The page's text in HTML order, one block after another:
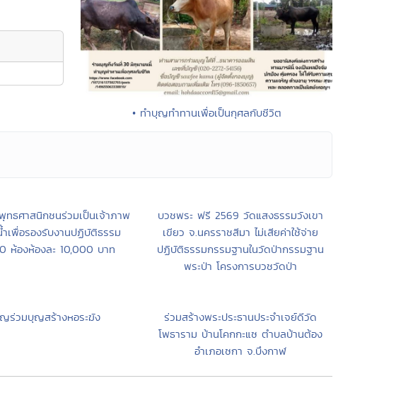
• ทำบุญทำทานเพื่อเป็นกุศลกับชีวิต
ธศาสนิกชนร่วมเป็นเจ้าภาพ
เพื่อรองรับงานปฏิบัติธรรม
ห้องห้องละ 10,000 บาท
บวชพระ ฟรี 2569 วัดแสงธรรมวังเขา
เขียว จ.นครราชสีมา ไม่เสียค่าใช้จ่าย
ปฏิบัติธรรมกรรมฐานในวัดป่ากรรมฐาน
พระป่า โครงการบวชวัดป่า
ร่วมบุญสร้างหอระฆัง
ร่วมสร้างพระประธานประจำเจย์ดีวัด
โพธาราม บ้านโคกกะแซ ตำบลบ้านต้อง
อำเภอเซกา จ.บึงกาฬ